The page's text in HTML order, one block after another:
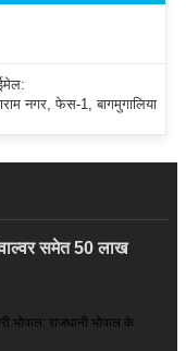
नगर, फेस-1, बागमुगालिया
समेत 50 लाख
भोपाल: राजधानी भोपाल के